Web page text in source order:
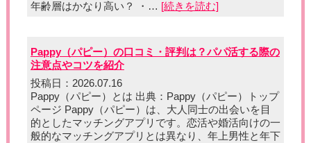
年齢層はかなり高い？ ・… [続きを読む]
Pappy（パピー）の口コミ・評判は？パパ活する際の
注意点やコツを紹介
投稿日：2026.07.16
Pappy（パピー）とは 出典：Pappy（パピー）トップ
ページ Pappy（パピー）は、大人同士の出会いを目
的としたマッチングアプリです。恋活や婚活向けの一
般的なマッチングアプリとは異なり、年上男性と年下